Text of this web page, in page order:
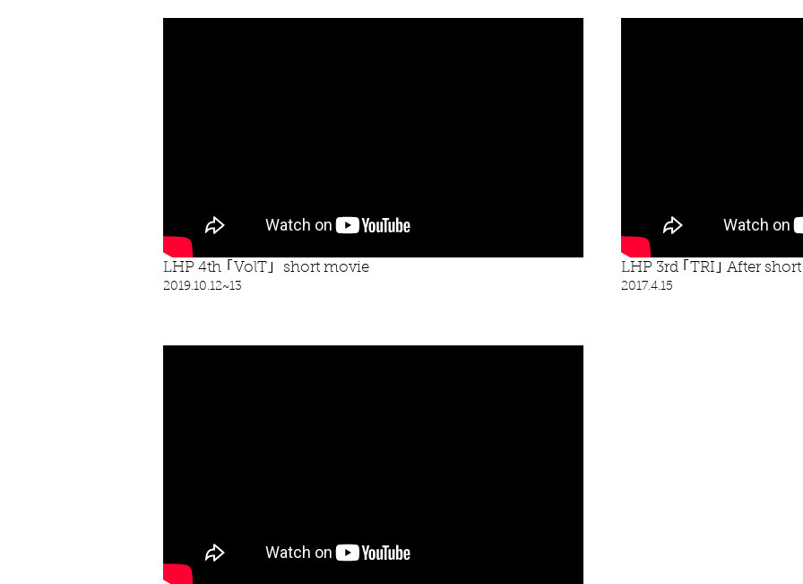
LHP 4th ｢VolT｣ short movie
​2019.10.12~13
LHP 3rd ｢TRI｣ After
​2017.4.15